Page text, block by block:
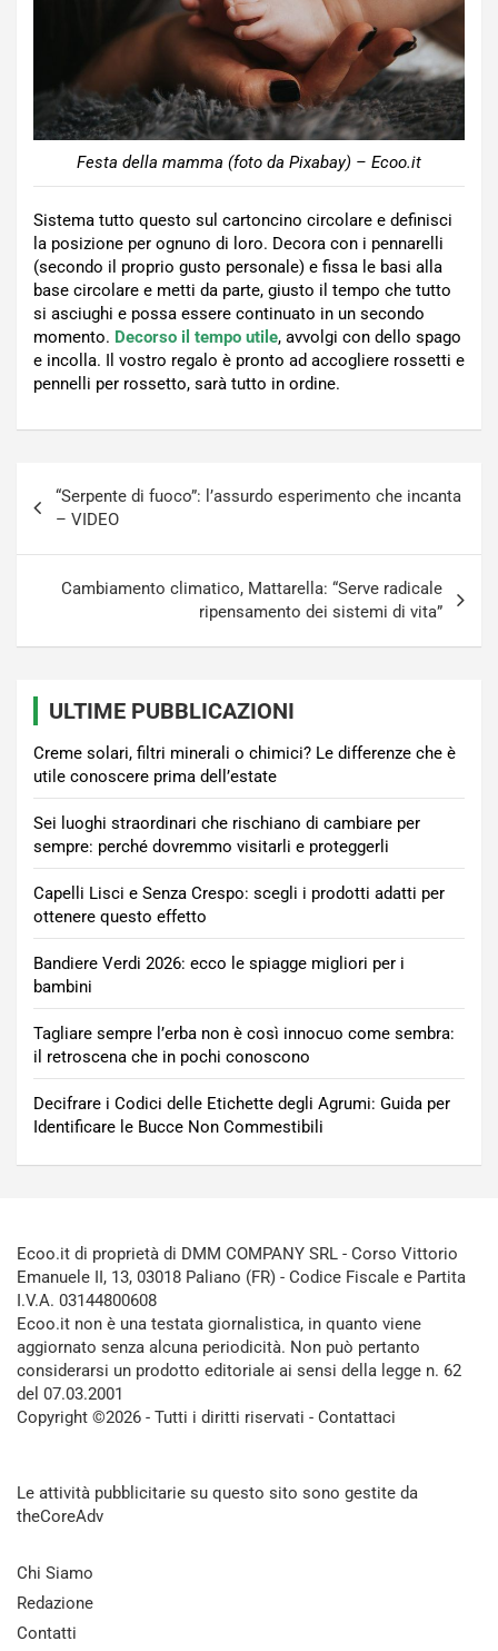
Festa della mamma (foto da Pixabay) – Ecoo.it
Sistema tutto questo sul cartoncino circolare e definisci
la posizione per ognuno di loro. Decora con i pennarelli
(secondo il proprio gusto personale) e fissa le basi alla
base circolare e metti da parte, giusto il tempo che tutto
si asciughi e possa essere continuato in un secondo
momento. Decorso il tempo utile, avvolgi con dello spago
e incolla. Il vostro regalo è pronto ad accogliere rossetti e
pennelli per rossetto, sarà tutto in ordine.
articoli
“Serpente di fuoco”: l’assurdo esperimento che incanta
– VIDEO
Cambiamento climatico, Mattarella: “Serve radicale
ripensamento dei sistemi di vita”
ULTIME PUBBLICAZIONI
Creme solari, filtri minerali o chimici? Le differenze che è
utile conoscere prima dell’estate
Sei luoghi straordinari che rischiano di cambiare per
sempre: perché dovremmo visitarli e proteggerli
Capelli Lisci e Senza Crespo: scegli i prodotti adatti per
ottenere questo effetto
Bandiere Verdi 2026: ecco le spiagge migliori per i
bambini
Tagliare sempre l’erba non è così innocuo come sembra:
il retroscena che in pochi conoscono
Decifrare i Codici delle Etichette degli Agrumi: Guida per
Identificare le Bucce Non Commestibili
Ecoo.it di proprietà di DMM COMPANY SRL - Corso Vittorio
Emanuele II, 13, 03018 Paliano (FR) - Codice Fiscale e Partita
I.V.A. 03144800608
Ecoo.it non è una testata giornalistica, in quanto viene
aggiornato senza alcuna periodicità. Non può pertanto
considerarsi un prodotto editoriale ai sensi della legge n. 62
del 07.03.2001
Copyright ©2026 - Tutti i diritti riservati - Contattaci
Le attività pubblicitarie su questo sito sono gestite da
theCoreAdv
Chi Siamo
Redazione
Contatti